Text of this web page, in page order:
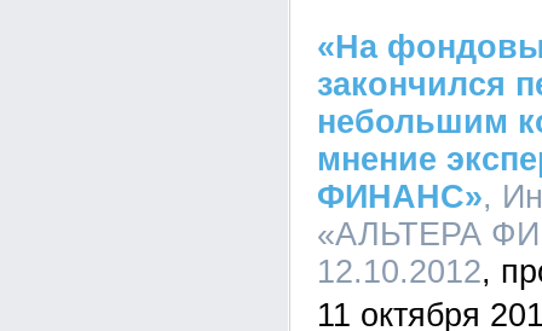
«На
закончился
небольшим
мнение
ФИНАНС»,
«АЛЬТЕРА
12.10.2012
11 октября